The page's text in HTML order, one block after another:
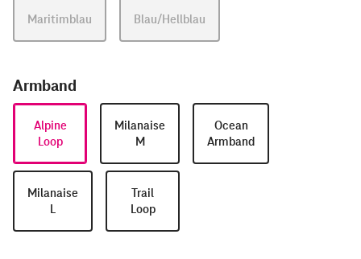
Maritimblau Blau/Hellblau
Armband
Alpine
Loop
Milanaise
M
Ocean
Armband
Milanaise
L
Trail
Loop